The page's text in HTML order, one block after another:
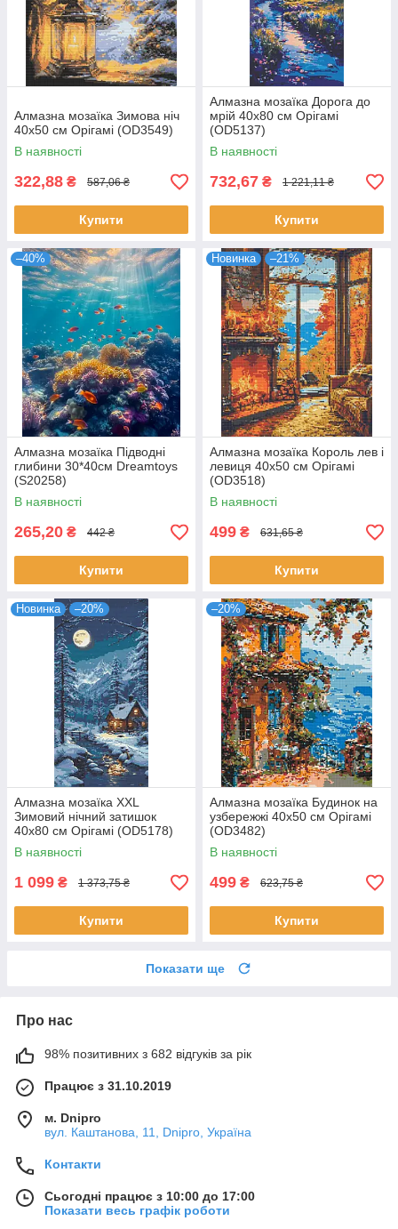
Алмазна мозаїка Зимова ніч
40x50 см Орігамі (OD3549)
В наявності
322,88 ₴ 587,06 ₴
Купити
Алмазна мозаїка Дорога до
мрій 40x80 см Орігамі
(OD5137)
В наявності
732,67 ₴ 1 221,11 ₴
Купити
–40%
Алмазна мозаїка Підводні
глибини 30*40см Dreamtoys
(S20258)
В наявності
265,20 ₴ 442 ₴
Купити
Новинка –21%
Алмазна мозаїка Король лев і
левиця 40x50 см Орігамі
(OD3518)
В наявності
499 ₴ 631,65 ₴
Купити
Новинка –20%
Алмазна мозаїка XXL
Зимовий нічний затишок
40х80 см Орігамі (OD5178)
В наявності
1 099 ₴ 1 373,75 ₴
Купити
–20%
Алмазна мозаїка Будинок на
узбережжі 40х50 см Орігамі
(OD3482)
В наявності
499 ₴ 623,75 ₴
Купити
Показати ще
Про нас
98% позитивних з 682 відгуків за рік
Працює з 31.10.2019
м. Dnipro
вул. Каштанова, 11, Dnipro, Україна
Контакти
Сьогодні працює з 10:00 до 17:00
Показати весь графік роботи